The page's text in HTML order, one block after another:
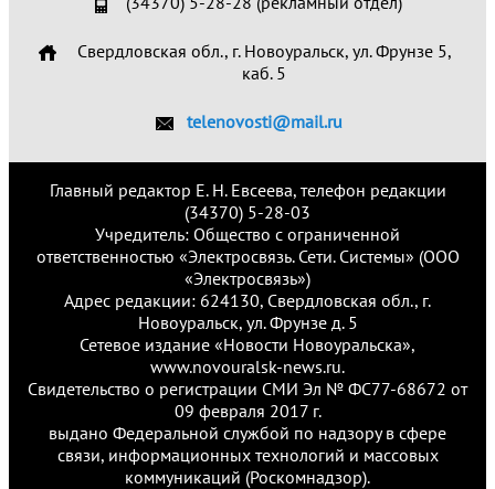
Свердловская обл., г. Новоуральск, ул. Фрунзе 5,
каб. 5
telenovosti@mail.ru
Главный редактор Е. Н. Евсеева, телефон редакции
(34370) 5-28-03
Учредитель: Общество с ограниченной
ответственностью «Электросвязь. Сети. Системы» (ООО
«Электросвязь»)
Адрес редакции: 624130, Свердловская обл., г.
Новоуральск, ул. Фрунзе д. 5
Сетевое издание «Новости Новоуральска»,
www.novouralsk-news.ru.
Свидетельство о регистрации СМИ Эл № ФС77-68672 от
09 февраля 2017 г.
выдано Федеральной службой по надзору в сфере
связи, информационных технологий и массовых
коммуникаций (Роскомнадзор).